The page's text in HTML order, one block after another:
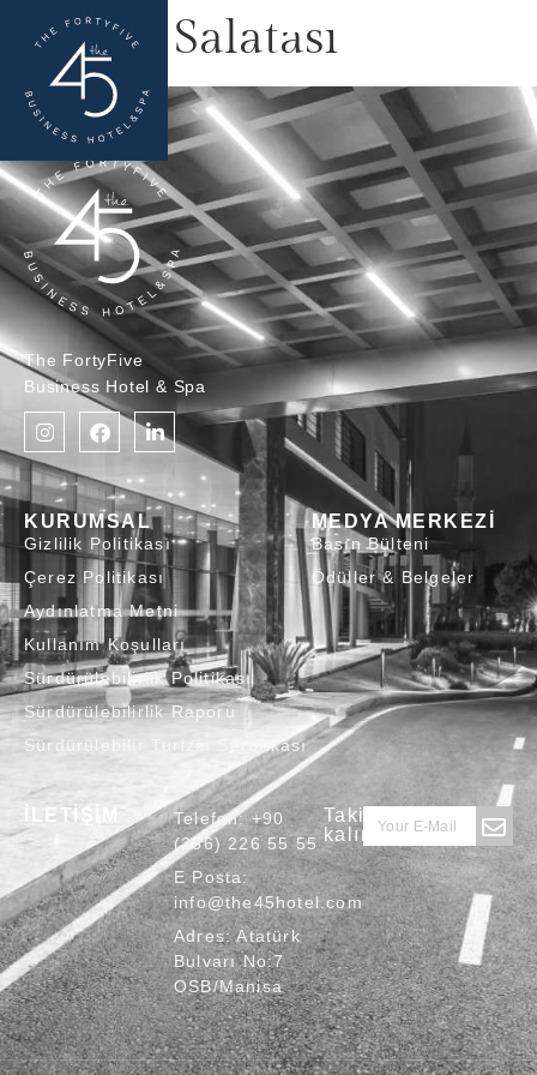
Kapris Salatası
The FortyFive
Business Hotel & Spa
KURUMSAL
Gizlilik Politikası
Çerez Politikası
Aydınlatma Metni
Kullanım Koşulları
Sürdürülebilirlik Politikası
Sürdürülebilirlik Raporu
Sürdürülebilir Turizm Sertifikası
MEDYA MERKEZİ
Basın Bülteni
Ödüller & Belgeler
İLETİŞİM Telefon:+90
(236) 226 55 55
E Posta:
info@the45hotel.com
Adres:Atatürk
Bulvarı No:7
OSB/Manisa
Takipte
kalın